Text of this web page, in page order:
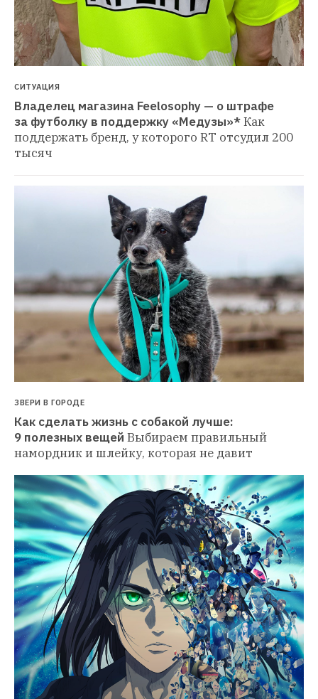
СИТУАЦИЯ
Владелец магазина Feelosophy — о штрафе
за футболку в поддержку «Медузы»*Как
поддержать бренд, у которого RT отсудил 200
тысяч
ЗВЕРИ В ГОРОДЕ
Как сделать жизнь с собакой лучше:
9 полезных вещей Выбираем правильный
намордник и шлейку, которая не давит